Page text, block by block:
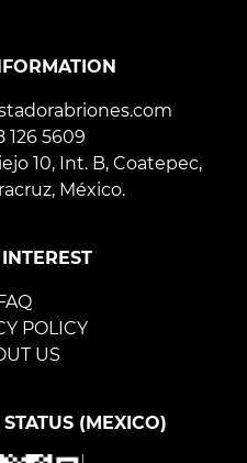
126 5609
10, Int. B, Coatepec,
México.
FAQ
POLICY
US
(MEXICO)